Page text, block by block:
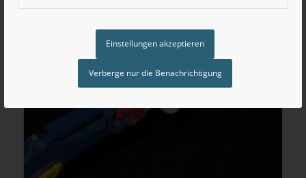
Einstellungen akzeptieren
Verberge nur die Benachrichtigung